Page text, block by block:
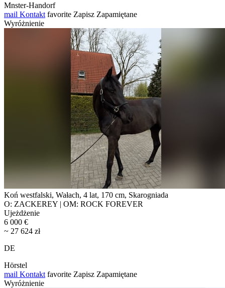
Mnster-Handorf
mail Kontakt favorite Zapisz Zapamiętane
Wyróżnienie
Koń westfalski, Wałach, 4 lat, 170 cm, Skarogniada
O: ZACKEREY | OM: ROCK FOREVER
Ujeżdżenie
6 000 €
~ 27 624 zł
DE
Hörstel
mail Kontakt favorite Zapisz Zapamiętane
Wyróżnienie